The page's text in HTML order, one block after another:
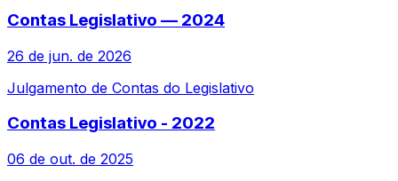
Contas Legislativo — 2024
26 de jun. de 2026
Julgamento de Contas do Legislativo
Contas Legislativo - 2022
06 de out. de 2025